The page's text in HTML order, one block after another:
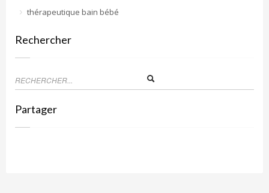
thérapeutique bain bébé
Rechercher
Partager